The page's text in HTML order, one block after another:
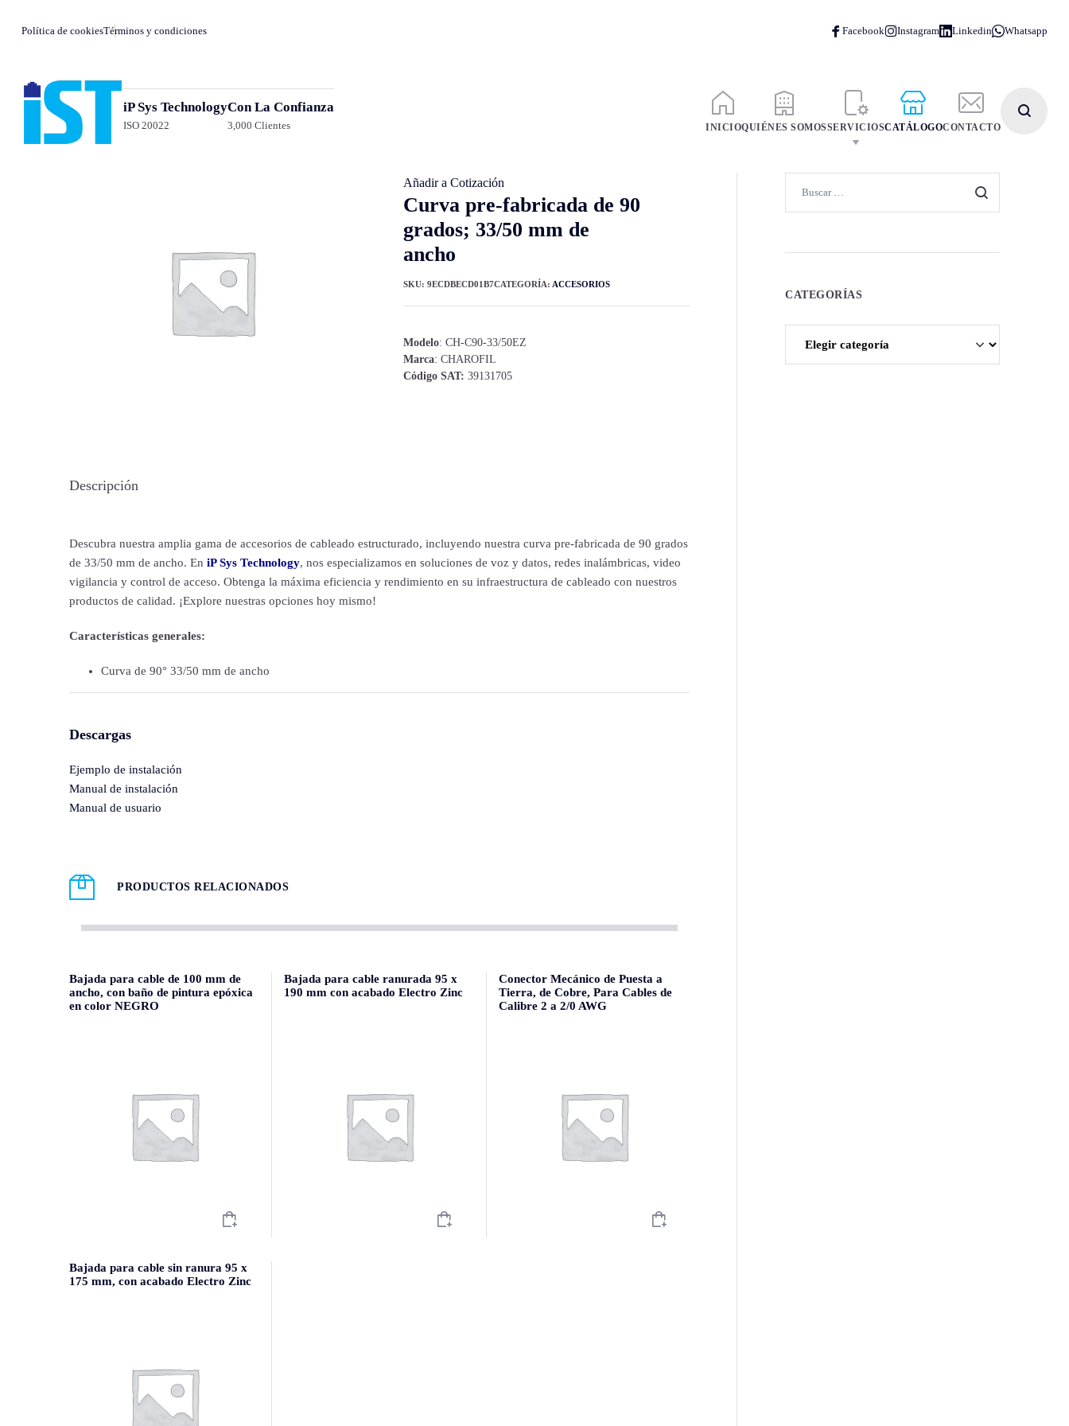
Política de cookiesTérminos y condiciones
INICIOQUIÉNES SOMOSSERVICIOSCATÁLOGOCONTACTO
iP Sys Technology
ISO 20022
Con La Confianza
3,000 Clientes
Curva pre-fabricada de 90
grados; 33/50 mm de
ancho
Modelo: CH-C90-33/50EZ
Marca: CHAROFIL
Código SAT: 39131705
Añadir a Cotización
SKU: 9ECDBECD01B7CATEGORÍA: ACCESORIOS
Descripción
Descubra nuestra amplia gama de accesorios de cableado estructurado, incluyendo nuestra curva pre-fabricada de 90 grados
de 33/50 mm de ancho. En iP Sys Technology, nos especializamos en soluciones de voz y datos, redes inalámbricas, video
vigilancia y control de acceso. Obtenga la máxima eficiencia y rendimiento en su infraestructura de cableado con nuestros
productos de calidad. ¡Explore nuestras opciones hoy mismo!
Características generales:
Curva de 90° 33/50 mm de ancho
Descargas
Ejemplo de instalación
Manual de instalación
Manual de usuario
PRODUCTOS RELACIONADOS
Bajada para cable de 100 mm de
ancho, con baño de pintura epóxica
en color NEGRO
Bajada para cable ranurada 95 x
190 mm con acabado Electro Zinc
Conector Mecánico de Puesta a
Tierra, de Cobre, Para Cables de
Calibre 2 a 2/0 AWG
Bajada para cable sin ranura 95 x
175 mm, con acabado Electro Zinc
CATEGORÍAS